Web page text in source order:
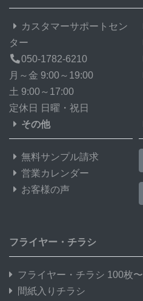
カスタマーサポートセン
ター
050-1782-6210
月～金 9:00～19:00
土 9:00～17:00
定休日 日曜・祝日
その他
無料サンプル請求
営業カレンダー
お客様の声
フライヤー・チラシ
フライヤー・チラシ 100枚〜
間紙入りチラシ